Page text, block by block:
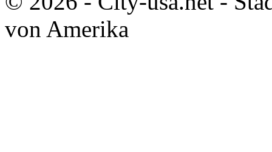
von Amerika